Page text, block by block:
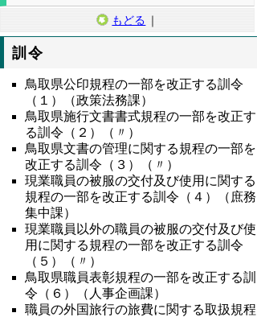
もどる ｜
訓令
鳥取県公印規程の一部を改正する訓令
（１）（政策法務課）
鳥取県施行文書書式規程の一部を改正す
る訓令（２）（〃）
鳥取県文書の管理に関する規程の一部を
改正する訓令（３）（〃）
現業職員の被服の交付及び使用に関する
規程の一部を改正する訓令（４）（庶務
集中課）
現業職員以外の職員の被服の交付及び使
用に関する規程の一部を改正する訓令
（５）（〃）
鳥取県職員表彰規程の一部を改正する訓
令（６）（人事企画課）
職員の外国旅行の旅費に関する取扱規程